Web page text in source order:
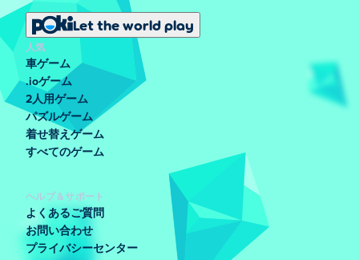
Let the world play
人気
車ゲーム
.ioゲーム
2人用ゲーム
パズルゲーム
着せ替えゲーム
すべてのゲーム
ヘルプ＆サポート
よくあるご質問
お問い合わせ
プライバシーセンター